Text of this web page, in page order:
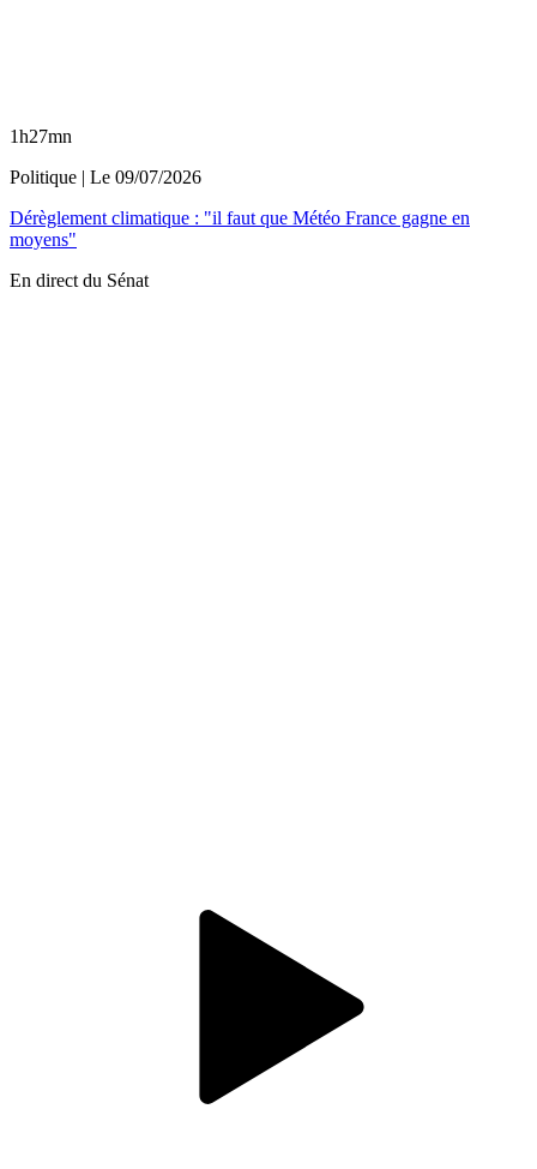
1h27mn
Politique | Le 09/07/2026
Dérèglement climatique : "il faut que Météo France gagne en
moyens"
En direct du Sénat